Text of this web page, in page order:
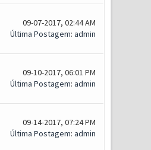
09-07-2017, 02:44 AM
Última Postagem: admin
09-10-2017, 06:01 PM
Última Postagem: admin
09-14-2017, 07:24 PM
Última Postagem: admin